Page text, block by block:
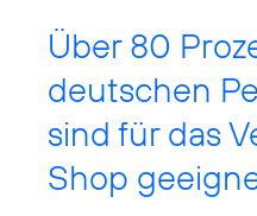
Über 80
deutschen
sind für das
Shop